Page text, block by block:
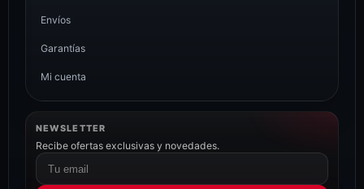
Envíos
Garantías
Mi cuenta
NEWSLETTER
Recibe ofertas exclusivas y novedades.
Correo
electrónico